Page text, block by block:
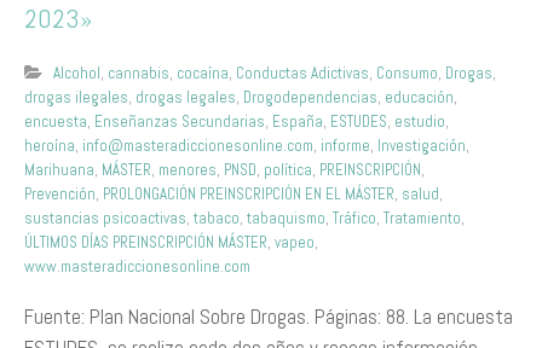
2023»
Alcohol, cannabis, cocaína, Conductas Adictivas, Consumo, Drogas,
drogas ilegales, drogas legales, Drogodependencias, educación,
encuesta, Enseñanzas Secundarias, España, ESTUDES, estudio,
heroína, info@masteradiccionesonline.com, informe, Investigación,
Marihuana, MÁSTER, menores, PNSD, política, PREINSCRIPCIÓN,
Prevención, PROLONGACIÓN PREINSCRIPCIÓN EN EL MÁSTER, salud,
sustancias psicoactivas, tabaco, tabaquismo, Tráfico, Tratamiento,
ÚLTIMOS DÍAS PREINSCRIPCIÓN MÁSTER, vapeo,
www.masteradiccionesonline.com
Fuente: Plan Nacional Sobre Drogas. Páginas: 88. La encuesta